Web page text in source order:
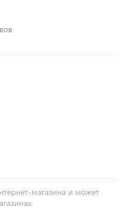
магазина и может